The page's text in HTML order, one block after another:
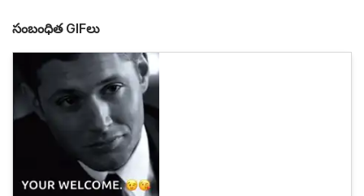
సంబంధిత GIFలు